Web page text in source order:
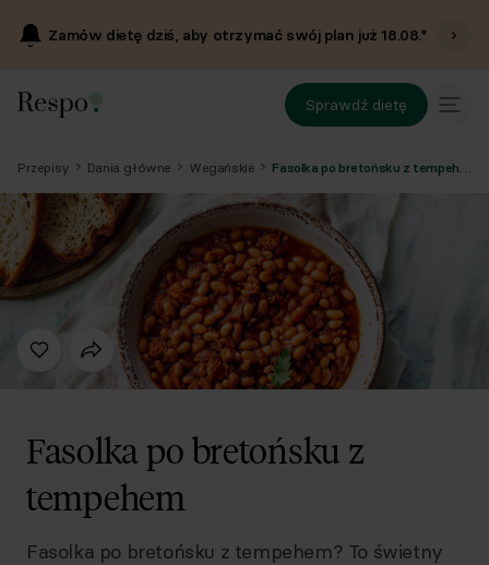
Zamów dietę dziś, aby otrzymać swój plan już18.08.*
Sprawdź dietę
Przepisy Dania główne Wegańskie
Fasolka po bretońsku z
tempehem
Fasolka po bretońsku z tempehem? To świetny